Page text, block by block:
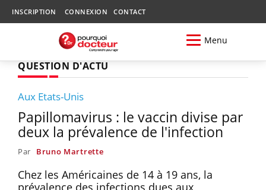
INSCRIPTION CONNEXION CONTACT
Menu
QUESTION D'ACTU
Aux Etats-Unis
Papillomavirus : le vaccin divise par
deux la prévalence de l'infection
Par Bruno Martrette
Chez les Américaines de 14 à 19 ans, la
prévalence des infections dues aux